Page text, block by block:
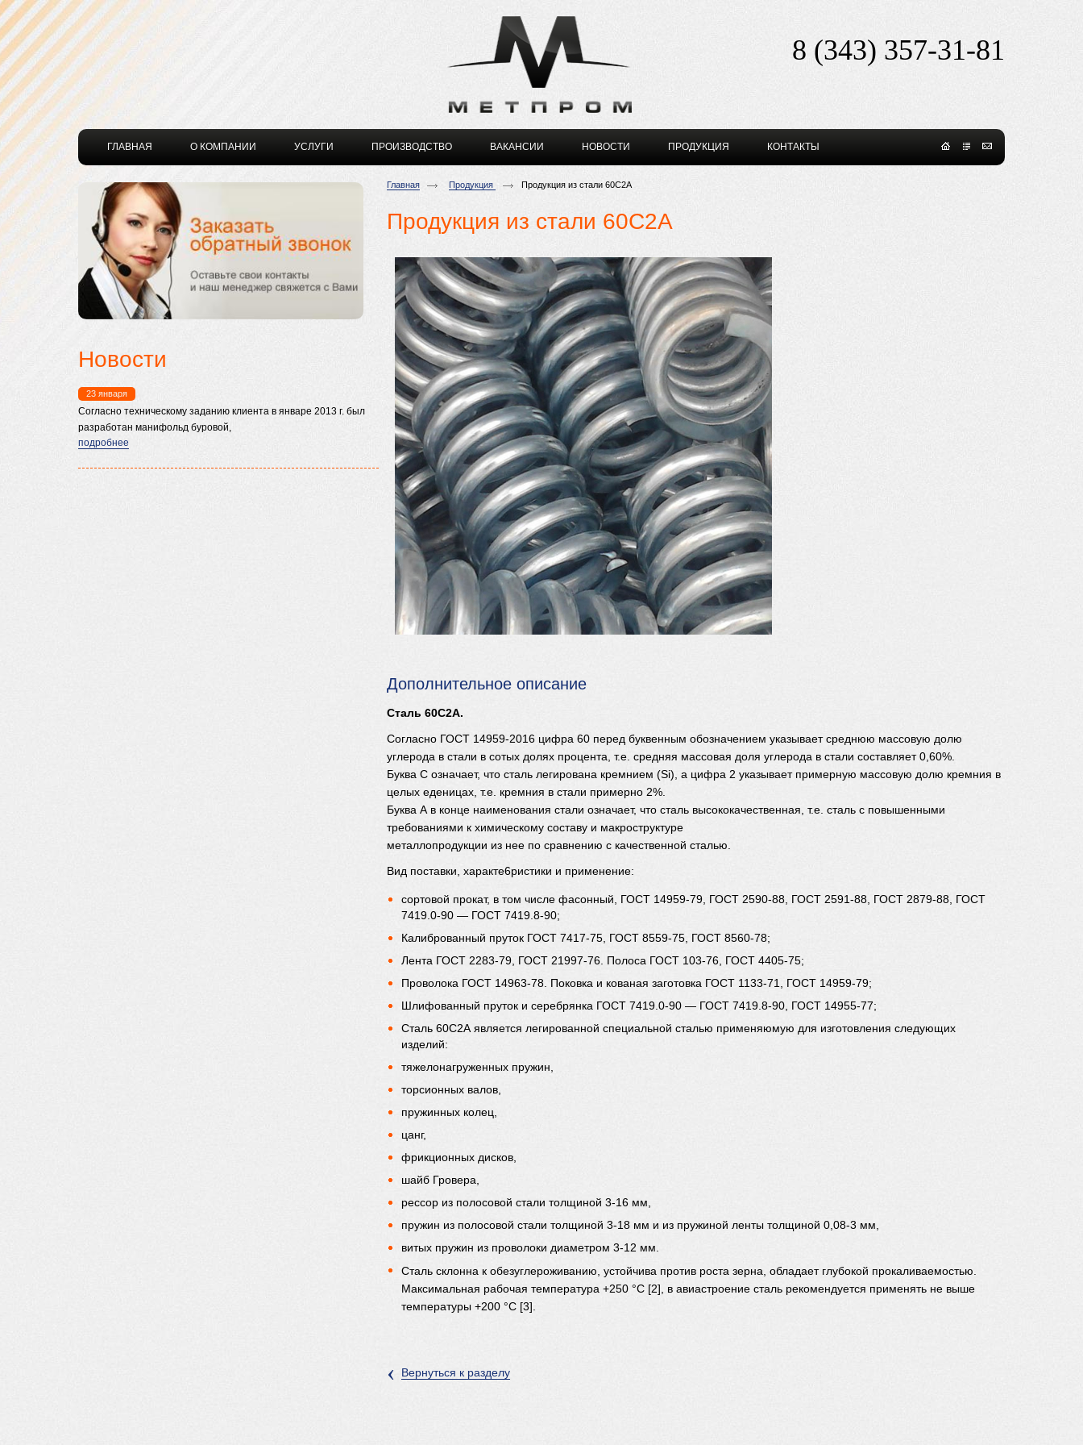
8 (343) 357-31-81​
ГЛАВНАЯ О КОМПАНИИ УСЛУГИ ПРОИЗВОДСТВО ВАКАНСИИ НОВОСТИ ПРОДУКЦИЯ КОНТАКТЫ
Новости
23 января
Согласно техническому заданию клиента в январе 2013 г. был
разработан манифольд буровой,
подробнее
Главная Продукция Продукция из стали 60С2А
Продукция из стали 60С2А
Дополнительное описание
Сталь 60С2А.
Согласно ГОСТ 14959-2016 цифра 60 перед буквенным обозначением указывает среднюю массовую долю
углерода в стали в сотых долях процента, т.е. средняя массовая доля углерода в стали составляет 0,60%.
Буква C означает, что сталь легирована кремнием (Si), а цифра 2 указывает примерную массовую долю кремния в
целых еденицах, т.е. кремния в стали примерно 2%.
Буква А в конце наименования стали означает, что сталь высококачественная, т.е. сталь с повышенными
требованиями к химическому составу и макроструктуре
металлопродукции из нее по сравнению с качественной сталью.
Вид поставки, характе6ристики и применение:
сортовой прокат, в том числе фасонный, ГОСТ 14959-79, ГОСТ 2590-88, ГОСТ 2591-88, ГОСТ 2879-88, ГОСТ
7419.0-90 — ГОСТ 7419.8-90;
Калиброванный пруток ГОСТ 7417-75, ГОСТ 8559-75, ГОСТ 8560-78;
Лента ГОСТ 2283-79, ГОСТ 21997-76. Полоса ГОСТ 103-76, ГОСТ 4405-75;
Проволока ГОСТ 14963-78. Поковка и кованая заготовка ГОСТ 1133-71, ГОСТ 14959-79;
Шлифованный пруток и серебрянка ГОСТ 7419.0-90 — ГОСТ 7419.8-90, ГОСТ 14955-77;
Сталь 60С2А является легированной специальной сталью применяюмую для изготовления следующих
изделий:
тяжелонагруженных пружин,
торсионных валов,
пружинных колец,
цанг,
фрикционных дисков,
шайб Гровера,
рессор из полосовой стали толщиной 3-16 мм,
пружин из полосовой стали толщиной 3-18 мм и из пружиной ленты толщиной 0,08-3 мм,
витых пружин из проволоки диаметром 3-12 мм.
Сталь склонна к обезуглероживанию, устойчива против роста зерна, обладает глубокой прокаливаемостью.
Максимальная рабочая температура +250 °C [2], в авиастроение сталь рекомендуется применять не выше
температуры +200 °C [3].
‹ Вернуться к разделу